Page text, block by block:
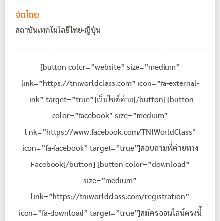
จัดโดย
สถาบันเทคโนโลยีไทย-ญี่ปุ่น
[button color=”website” size=”medium”
link=”https://tniworldclass.com” icon=”fa-external-
link” target=”true”]เว็บไซต์ค่าย[/button] [button
color=”facebook” size=”medium”
link=”https://www.facebook.com/TNIWorldClass”
icon=”fa-facebook” target=”true”]สอบถามพี่ค่ายทาง
Facebook[/button] [button color=”download”
size=”medium”
link=”https://tniworldclass.com/registration”
icon=”fa-download” target=”true”]สมัครออนไลน์ตรงนี้